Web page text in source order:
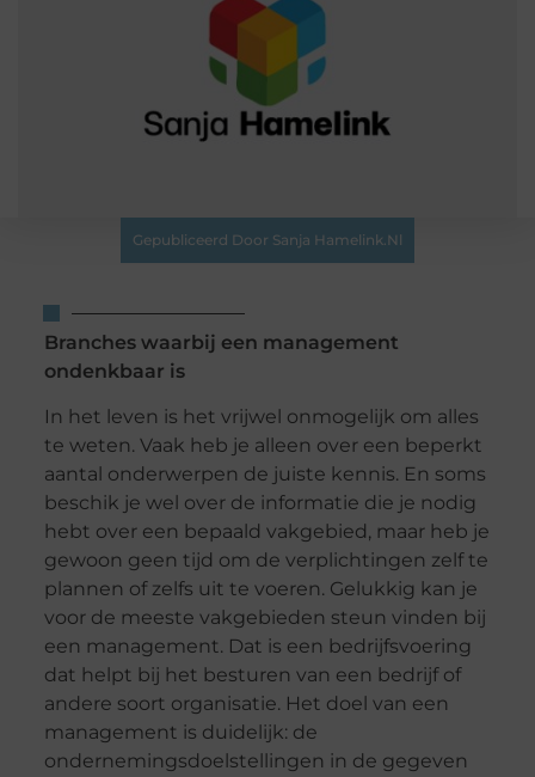
Gepubliceerd Door Sanja Hamelink.nl
Branches waarbij een management
ondenkbaar is
In het leven is het vrijwel onmogelijk om alles
te weten. Vaak heb je alleen over een beperkt
aantal onderwerpen de juiste kennis. En soms
beschik je wel over de informatie die je nodig
hebt over een bepaald vakgebied, maar heb je
gewoon geen tijd om de verplichtingen zelf te
plannen of zelfs uit te voeren. Gelukkig kan je
voor de meeste vakgebieden steun vinden bij
een management. Dat is een bedrijfsvoering
dat helpt bij het besturen van een bedrijf of
andere soort organisatie. Het doel van een
management is duidelijk: de
ondernemingsdoelstellingen in de gegeven